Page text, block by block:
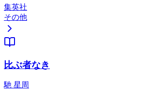
集英社
その他
比ぶ者なき
馳 星周